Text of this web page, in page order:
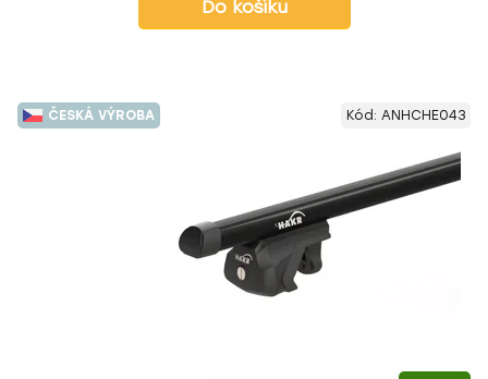
Do košíku
ČESKÁ VÝROBA Kód: ANHCHE043